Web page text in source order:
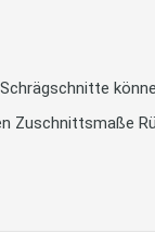
. Schrägschnitte
Zuschnittsmaße